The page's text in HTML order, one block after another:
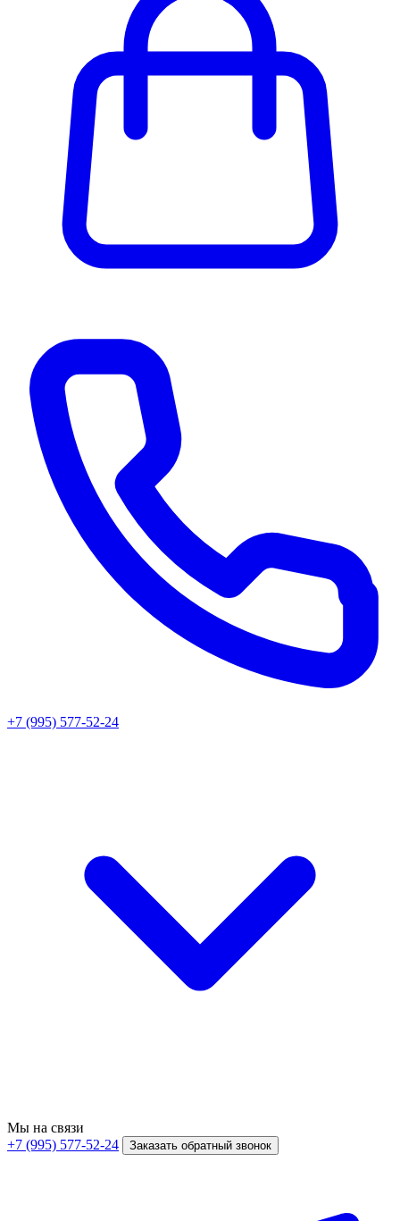
+7 (995) 577-52-24
Мы на связи
+7 (995) 577-52-24
Заказать обратный звонок